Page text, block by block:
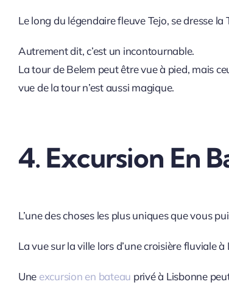
Le long du légendaire fleuve Tejo, se dresse
Autrement dit, c’est un incontournable.
La tour de Belem peut être vue à pied, mais
vue de la tour n’est aussi magique.
4. Excursion En
L’une des choses les plus uniques que vous
La vue sur la ville lors d’une croisière fluviale
Une excursion en bateau privé à Lisbonne